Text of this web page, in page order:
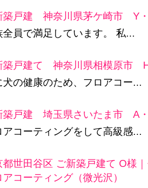
築戸建 神奈川県茅ケ崎市 Y
全員で満足しています。 私...
築戸建て 神奈川県相模原市
犬の健康のため、フロアコー...
築戸建 埼玉県さいたま市 A
アコーティングをして高級感...
都世田谷区 ご新築戸建て O様
アコーティング（微光沢）